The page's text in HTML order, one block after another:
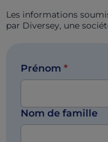
Les informations
par Diversey, une
Prénom *
Nom de famille